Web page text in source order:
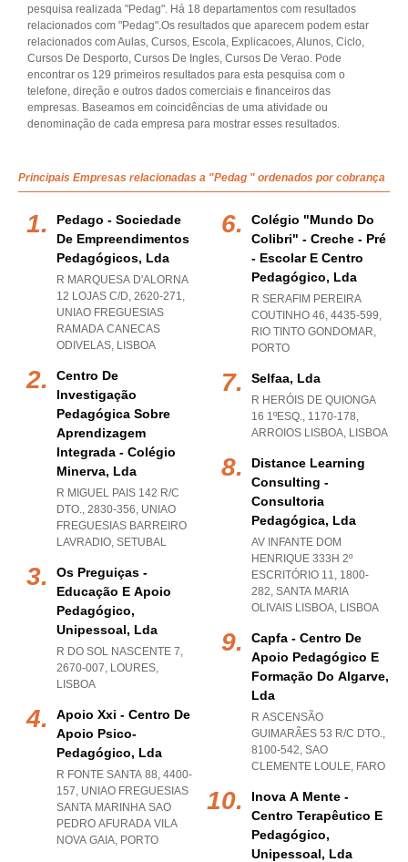
pesquisa realizada "Pedag". Há 18 departamentos com resultados
relacionados com "Pedag".Os resultados que aparecem podem estar
relacionados com Aulas, Cursos, Escola, Explicacoes, Alunos, Ciclo,
Cursos De Desporto, Cursos De Ingles, Cursos De Verao. Pode
encontrar os 129 primeiros resultados para esta pesquisa com o
telefone, direção e outros dados comerciais e financeiros das
empresas. Baseamos em coincidências de uma atividade ou
denominação de cada empresa para mostrar esses resultados.
Principais Empresas relacionadas a "Pedag " ordenados por cobrança
Pedago - Sociedade
De Empreendimentos
Pedagógicos, Lda
R MARQUESA D'ALORNA
12 LOJAS C/D, 2620-271,
UNIAO FREGUESIAS
RAMADA CANECAS
ODIVELAS, LISBOA
Centro De
Investigação
Pedagógica Sobre
Aprendizagem
Integrada - Colégio
Minerva, Lda
R MIGUEL PAIS 142 R/C
DTO., 2830-356, UNIAO
FREGUESIAS BARREIRO
LAVRADIO, SETUBAL
Os Preguiças -
Educação E Apoio
Pedagógico,
Unipessoal, Lda
R DO SOL NASCENTE 7,
2670-007, LOURES,
LISBOA
Apoio Xxi - Centro De
Apoio Psico-
Pedagógico, Lda
R FONTE SANTA 88, 4400-
157, UNIAO FREGUESIAS
SANTA MARINHA SAO
PEDRO AFURADA VILA
NOVA GAIA, PORTO
Colégio "mundo Do
Colibri" - Creche - Pré
- Escolar E Centro
Pedagógico, Lda
R SERAFIM PEREIRA
COUTINHO 46, 4435-599,
RIO TINTO GONDOMAR,
PORTO
Selfaa, Lda
R HERÓIS DE QUIONGA
16 1ºESQ., 1170-178,
ARROIOS LISBOA, LISBOA
Distance Learning
Consulting -
Consultoria
Pedagógica, Lda
AV INFANTE DOM
HENRIQUE 333H 2º
ESCRITÓRIO 11, 1800-
282, SANTA MARIA
OLIVAIS LISBOA, LISBOA
Capfa - Centro De
Apoio Pedagógico E
Formação Do Algarve,
Lda
R ASCENSÃO
GUIMARÃES 53 R/C DTO.,
8100-542, SAO
CLEMENTE LOULE, FARO
Inova A Mente -
Centro Terapêutico E
Pedagógico,
Unipessoal, Lda